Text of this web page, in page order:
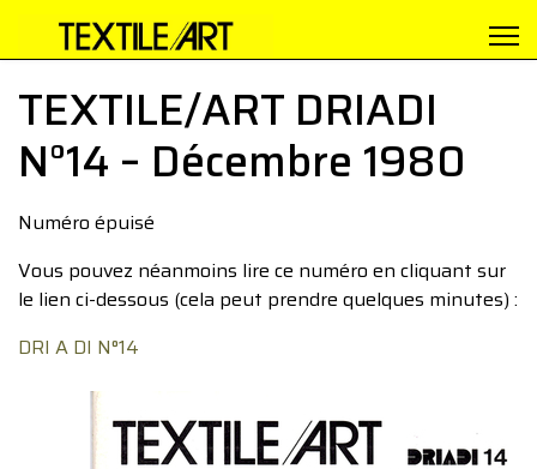
TEXTILE/ART DRIADI
N°14 – Décembre 1980
Numéro épuisé
Vous pouvez néanmoins lire ce numéro en cliquant sur
le lien ci-dessous (cela peut prendre quelques minutes) :
DRI A DI N°14